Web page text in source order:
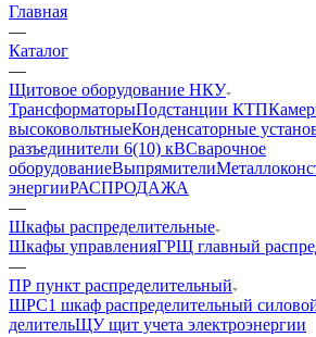
Главная
—
Каталог
—
Щитовое оборудование НКУ
ТрансформаторыПодстанции КТП
высоковольтныеКонденсаторные
разъединители 6(10) кВСварочное
оборудованиеВыпрямители
энергииРАСПРОДАЖА
—
Шкафы распределительные
Шкафы управленияГРЩ главный
—
ПР пункт распределительный
ШРС1 шкаф распределительный
делительЩУ щит учета электроэнергии